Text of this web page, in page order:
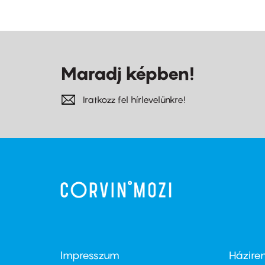
Maradj képben!
Iratkozz fel hírlevelünkre!
Impresszum